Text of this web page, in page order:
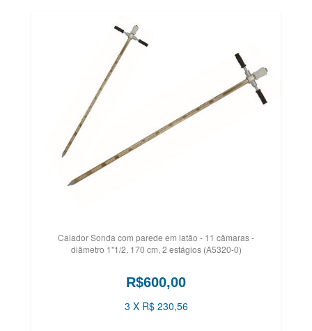
Calador Sonda com parede em latão - 11 câmaras -
diâmetro 1"1/2, 170 cm, 2 estágios (A5320-0)
R$600,00
3 X R$ 230,56